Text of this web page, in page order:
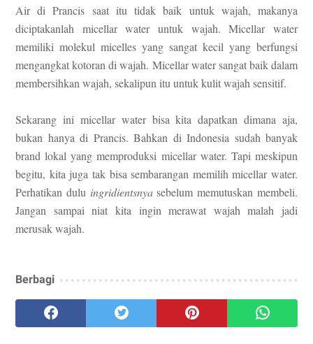
Air di Prancis saat itu tidak baik untuk wajah, makanya
diciptakanlah micellar water untuk wajah. Micellar water
memiliki molekul micelles yang sangat kecil yang berfungsi
mengangkat kotoran di wajah. Micellar water sangat baik dalam
membersihkan wajah, sekalipun itu untuk kulit wajah sensitif.
Sekarang ini micellar water bisa kita dapatkan dimana aja,
bukan hanya di Prancis. Bahkan di Indonesia sudah banyak
brand lokal yang memproduksi micellar water. Tapi meskipun
begitu, kita juga tak bisa sembarangan memilih micellar water.
Perhatikan dulu ingridientsnyasebelum memutuskan membeli.
Jangan sampai niat kita ingin merawat wajah malah jadi
merusak wajah.
Berbagi